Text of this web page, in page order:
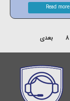
Read more
8 بعدی